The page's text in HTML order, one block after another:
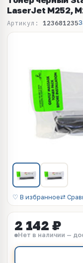
LaserJet M252,
Артикул: 123681235
♡ В избранное⇄
2 142 ₽
Нет в наличии —